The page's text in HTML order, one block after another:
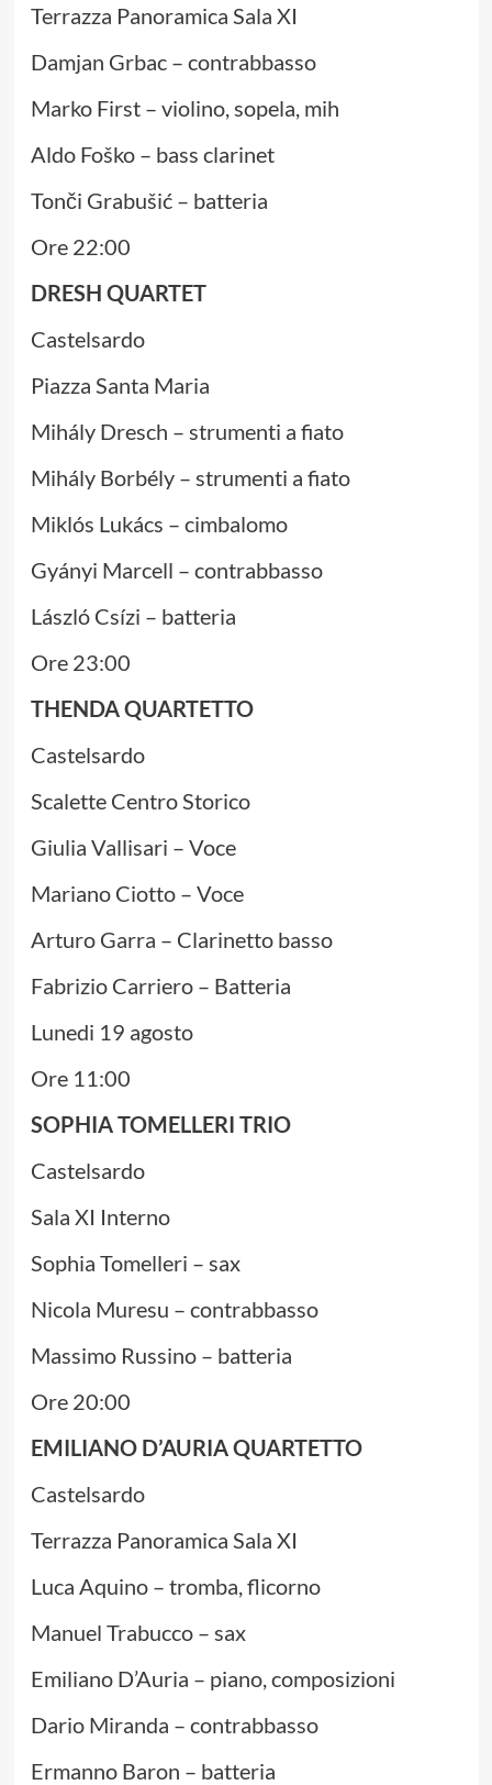
Terrazza Panoramica Sala XI
Damjan Grbac – contrabbasso
Marko First – violino, sopela, mih
Aldo Foško – bass clarinet
Tonči Grabušić – batteria
Ore 22:00
DRESH QUARTET
Castelsardo
Piazza Santa Maria
Mihály Dresch – strumenti a fiato
Mihály Borbély – strumenti a fiato
Miklós Lukács – cimbalomo
Gyányi Marcell – contrabbasso
László Csízi – batteria
Ore 23:00
THENDA QUARTETTO
Castelsardo
Scalette Centro Storico
Giulia Vallisari – Voce
Mariano Ciotto – Voce
Arturo Garra – Clarinetto basso
Fabrizio Carriero – Batteria
Lunedi 19 agosto
Ore 11:00
SOPHIA TOMELLERI TRIO
Castelsardo
Sala XI Interno
Sophia Tomelleri – sax
Nicola Muresu – contrabbasso
Massimo Russino – batteria
Ore 20:00
EMILIANO D’AURIA QUARTETTO
Castelsardo
Terrazza Panoramica Sala XI
Luca Aquino – tromba, flicorno
Manuel Trabucco – sax
Emiliano D’Auria – piano, composizioni
Dario Miranda – contrabbasso
Ermanno Baron – batteria